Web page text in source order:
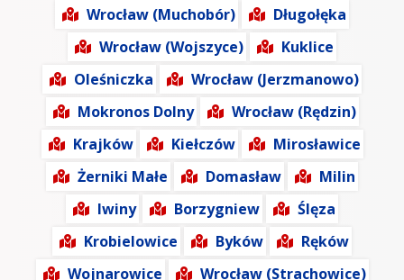
Wrocław (Muchobór)
Długołęka
Wrocław (Wojszyce)
Kuklice
Oleśniczka
Wrocław (Jerzmanowo)
Mokronos Dolny
Wrocław (Rędzin)
Krajków
Kiełczów
Mirosławice
Żerniki Małe
Domasław
Milin
Iwiny
Borzygniew
Ślęza
Krobielowice
Byków
Ręków
Wojnarowice
Wrocław (Strachowice)